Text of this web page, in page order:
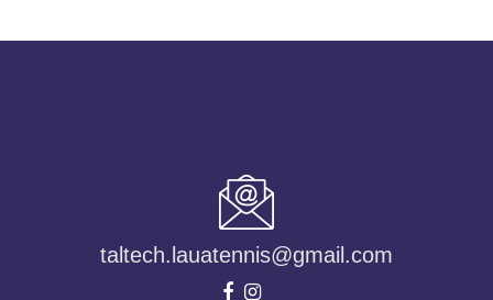
taltech.lauatennis@gmail.com